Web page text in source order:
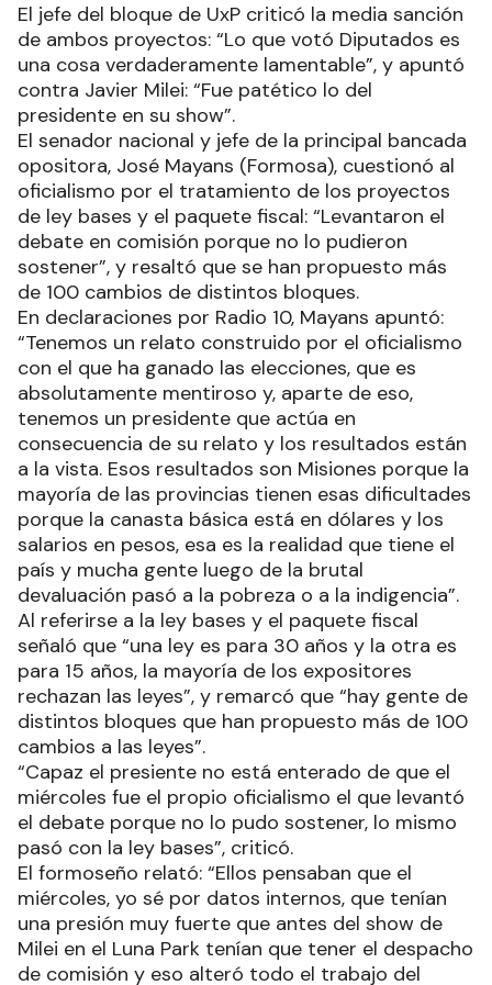
El jefe del bloque de UxP criticó la media sanción
de ambos proyectos: “Lo que votó Diputados es
una cosa verdaderamente lamentable”, y apuntó
contra Javier Milei: “Fue patético lo del
presidente en su show”.
El senador nacional y jefe de la principal bancada
opositora, José Mayans (Formosa), cuestionó al
oficialismo por el tratamiento de los proyectos
de ley bases y el paquete fiscal: “Levantaron el
debate en comisión porque no lo pudieron
sostener”, y resaltó que se han propuesto más
de 100 cambios de distintos bloques.
En declaraciones por Radio 10, Mayans apuntó:
“Tenemos un relato construido por el oficialismo
con el que ha ganado las elecciones, que es
absolutamente mentiroso y, aparte de eso,
tenemos un presidente que actúa en
consecuencia de su relato y los resultados están
a la vista. Esos resultados son Misiones porque la
mayoría de las provincias tienen esas dificultades
porque la canasta básica está en dólares y los
salarios en pesos, esa es la realidad que tiene el
país y mucha gente luego de la brutal
devaluación pasó a la pobreza o a la indigencia”.
Al referirse a la ley bases y el paquete fiscal
señaló que “una ley es para 30 años y la otra es
para 15 años, la mayoría de los expositores
rechazan las leyes”, y remarcó que “hay gente de
distintos bloques que han propuesto más de 100
cambios a las leyes”.
“Capaz el presiente no está enterado de que el
miércoles fue el propio oficialismo el que levantó
el debate porque no lo pudo sostener, lo mismo
pasó con la ley bases”, criticó.
El formoseño relató: “Ellos pensaban que el
miércoles, yo sé por datos internos, que tenían
una presión muy fuerte que antes del show de
Milei en el Luna Park tenían que tener el despacho
de comisión y eso alteró todo el trabajo del